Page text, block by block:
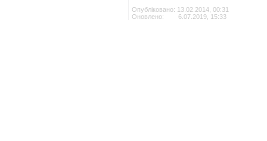
Опубліковано: 13.02.2014, 00:31
Оновлено: 6.07.2019, 15:33